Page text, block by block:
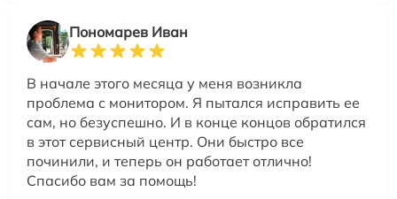
Пономарев Иван
В начале этого месяца у меня возникла
проблема с монитором. Я пытался исправить ее
сам, но безуспешно. И в конце концов обратился
в этот сервисный центр. Они быстро все
починили, и теперь он работает отлично!
Спасибо вам за помощь!